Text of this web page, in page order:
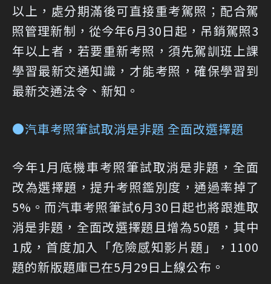
以上，處分期滿後可直接重考駕照；配合駕
照管理新制，從今年6月30日起，吊銷駕照3
年以上者，若要重新考照，須先駕訓班上課
學習最新交通知識，才能考照，確保學習到
最新交通法令、新知。
●汽車考照筆試取消是非題 全面改選擇題
今年1月底機車考照筆試取消是非題，全面
改為選擇題，提升考照鑑別度，通過率掉了
5%。而汽車考照筆試6月30日起也將跟進取
消是非題，全面改選擇題且增為50題，其中
1成，首度加入「危險感知影片題」，1100
題的新版題庫已在5月29日上線公布。